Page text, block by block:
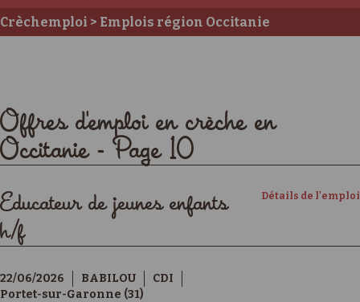
Crèchemploi > Emplois région Occitanie
Offres d'emploi en crèche en
Occitanie - Page 10
Détails de l'emploi
Educateur de jeunes enfants
h/f
22/06/2026 BABILOU
CDI
Portet-sur-Garonne (31)